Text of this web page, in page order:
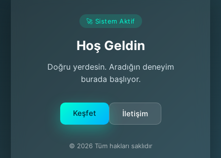
🚀 Sistem Aktif
Hoş Geldin
Doğru yerdesin. Aradığın deneyim
burada başlıyor.
Keşfet İletişim
© 2026 Tüm hakları saklıdır